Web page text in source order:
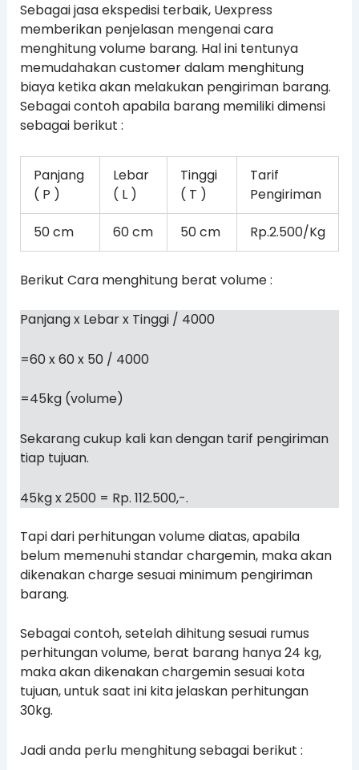
Sebagai jasa ekspedisi terbaik, Uexpress
memberikan penjelasan mengenai cara
menghitung volume barang. Hal ini tentunya
memudahakan customer dalam menghitung
biaya ketika akan melakukan pengiriman barang.
Sebagai contoh apabila barang memiliki dimensi
sebagai berikut :
Panjang
( P )
Lebar
( L )
Tinggi
( T )
Tarif
Pengiriman
50 cm 60 cm 50 cm Rp.2.500/Kg
Berikut Cara menghitung berat volume :
Panjang x Lebar x Tinggi / 4000
=60 x 60 x 50 / 4000
=45kg (volume)
Sekarang cukup kali kan dengan tarif pengiriman
tiap tujuan.
45kg x 2500 = Rp. 112.500,-.
Tapi dari perhitungan volume diatas, apabila
belum memenuhi standar chargemin, maka akan
dikenakan charge sesuai minimum pengiriman
barang.
Sebagai contoh, setelah dihitung sesuai rumus
perhitungan volume, berat barang hanya 24 kg,
maka akan dikenakan chargemin sesuai kota
tujuan, untuk saat ini kita jelaskan perhitungan
30kg.
Jadi anda perlu menghitung sebagai berikut :